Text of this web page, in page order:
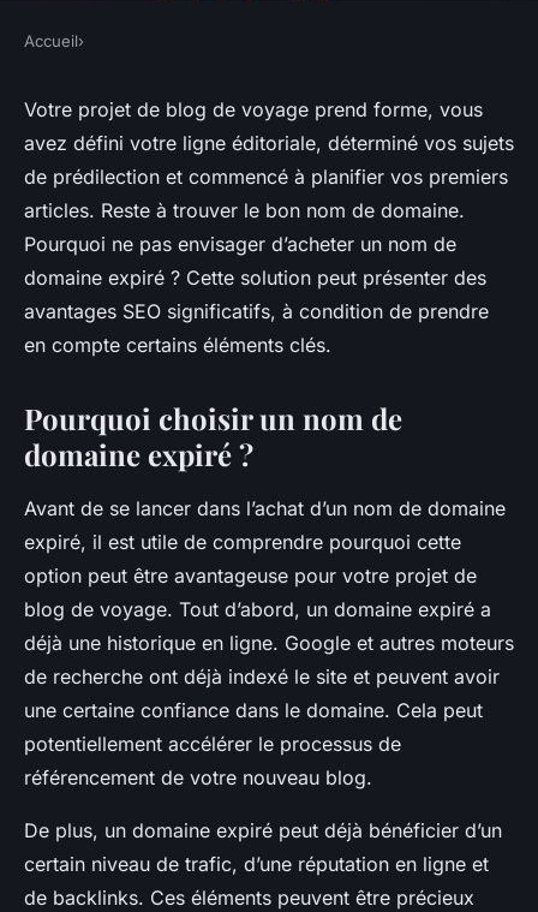
Quels sont les éléments à
considérer pour l'achat d'un
nom de domaine expiré pour
un projet de blog de voyage?
•25 avril 2024•6 min de lecture
Accueil›
Votre projet de blog de voyage prend forme, vous
avez défini votre ligne éditoriale, déterminé vos sujets
de prédilection et commencé à planifier vos premiers
articles. Reste à trouver le bon nom de domaine.
Pourquoi ne pas envisager d’acheter un nom de
domaine expiré ? Cette solution peut présenter des
avantages SEO significatifs, à condition de prendre
en compte certains éléments clés.
Pourquoi choisir un nom de
domaine expiré ?
Avant de se lancer dans l’achat d’un nom de domaine
expiré, il est utile de comprendre pourquoi cette
option peut être avantageuse pour votre projet de
blog de voyage. Tout d’abord, un domaine expiré a
déjà une historique en ligne. Google et autres moteurs
de recherche ont déjà indexé le site et peuvent avoir
une certaine confiance dans le domaine. Cela peut
potentiellement accélérer le processus de
référencement de votre nouveau blog.
De plus, un domaine expiré peut déjà bénéficier d’un
certain niveau de trafic, d’une réputation en ligne et
de backlinks. Ces éléments peuvent être précieux